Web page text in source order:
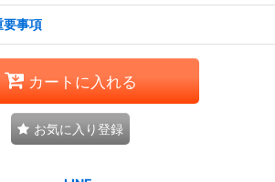
要事項
カートに入れる
お気に入り登録